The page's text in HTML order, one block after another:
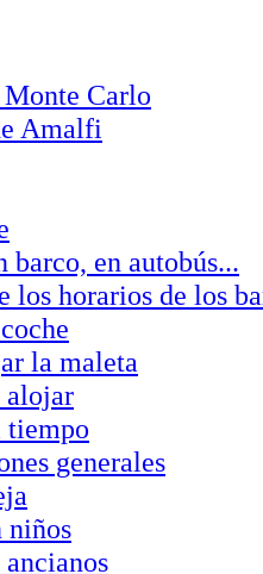
Carlo
Amalfi
barco, en autobús...
los horarios de los
la maleta
alojar
tiempo
generales
niños
ancianos